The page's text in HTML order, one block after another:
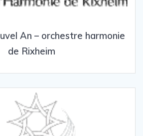
An – orchestre harmonie
de Rixheim